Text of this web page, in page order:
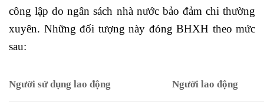
công lập do ngân sách nhà nước bảo đảm chi thường
xuyên. Những đối tượng này đóng BHXH theo mức
sau:
Người sử dụng lao động Người lao động